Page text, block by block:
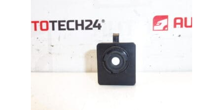
Min Konto
Om os
Privatlivspolitik